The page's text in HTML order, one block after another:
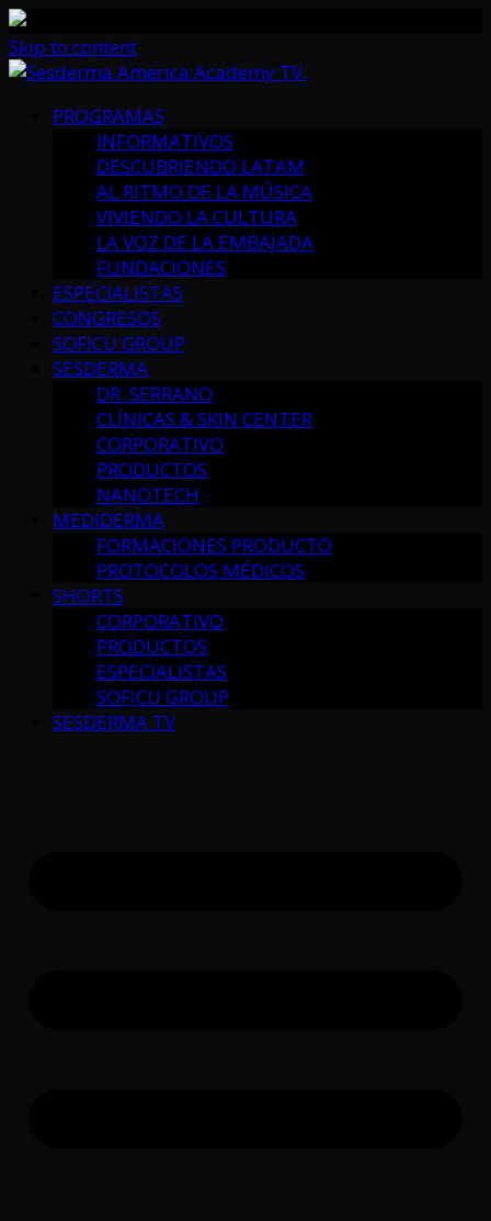
Skip to content
PROGRAMAS
INFORMATIVOS
DESCUBRIENDO LATAM
AL RITMO DE LA MÚSICA
VIVIENDO LA CULTURA
LA VOZ DE LA EMBAJADA
FUNDACIONES
ESPECIALISTAS
CONGRESOS
SOFICU GROUP
SESDERMA
DR. SERRANO
CLÍNICAS & SKIN CENTER
CORPORATIVO
PRODUCTOS
NANOTECH
MEDIDERMA
FORMACIONES PRODUCTO
PROTOCOLOS MÉDICOS
SHORTS
CORPORATIVO
PRODUCTOS
ESPECIALISTAS
SOFICU GROUP
SESDERMA TV